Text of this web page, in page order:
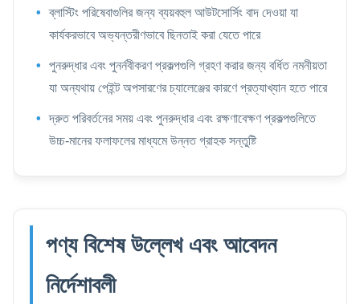
ব্লাস্টিং পরিষেবাগুলির জন্য ব্যয়বহুল আউটসোর্সিং বাদ দেওয়া যা
কার্যকরভাবে অভ্যন্তরীণভাবে ছিনতাই করা যেতে পারে
পুনরুদ্ধার এবং পুনর্নবীকরণ প্রকল্পগুলি গ্রহণ করার জন্য বর্ধিত নমনীয়তা
যা অন্যথায় পেইন্ট অপসারণের চ্যালেঞ্জের কারণে প্রত্যাখ্যান হতে পারে
দ্রুত পরিবর্তনের সময় এবং পুনরুদ্ধার এবং রক্ষণাবেক্ষণ প্রকল্পগুলিতে
উচ্চ-মানের ফলাফলের মাধ্যমে উন্নত গ্রাহক সন্তুষ্টি
পণ্য বিশেষ উল্লেখ এবং আবেদন
নির্দেশাবলী